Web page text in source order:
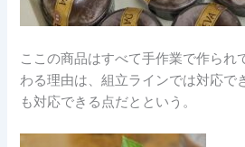
ここの商品はすべて手作業で作られ
わる理由は、組立ラインでは対応で
も対応できる点だとという。